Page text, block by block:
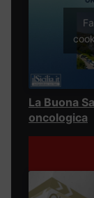
La Buona
oncologica